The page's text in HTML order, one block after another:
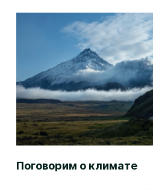
Поговорим о климате